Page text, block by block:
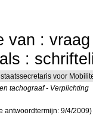
van :
:
staatssecretaris voor
tachograaf - Verplichting
antwoordtermijn: 9/4/2009)